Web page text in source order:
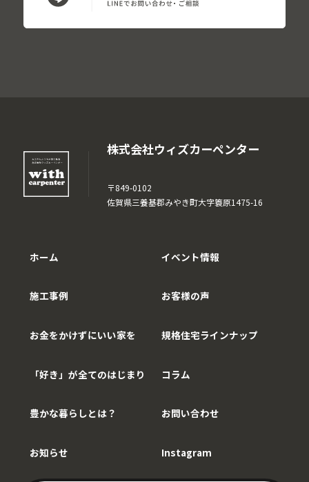
株式会社ウィズカーペンター
〒849-0102
佐賀県三養基郡みやき町大字簑原1475-16
ホーム
施工事例
お金をかけずにいい家を
「好き」が全てのはじまり
豊かな暮らしとは？
お知らせ
イベント情報
お客様の声
規格住宅ラインナップ
コラム
お問い合わせ
Instagram